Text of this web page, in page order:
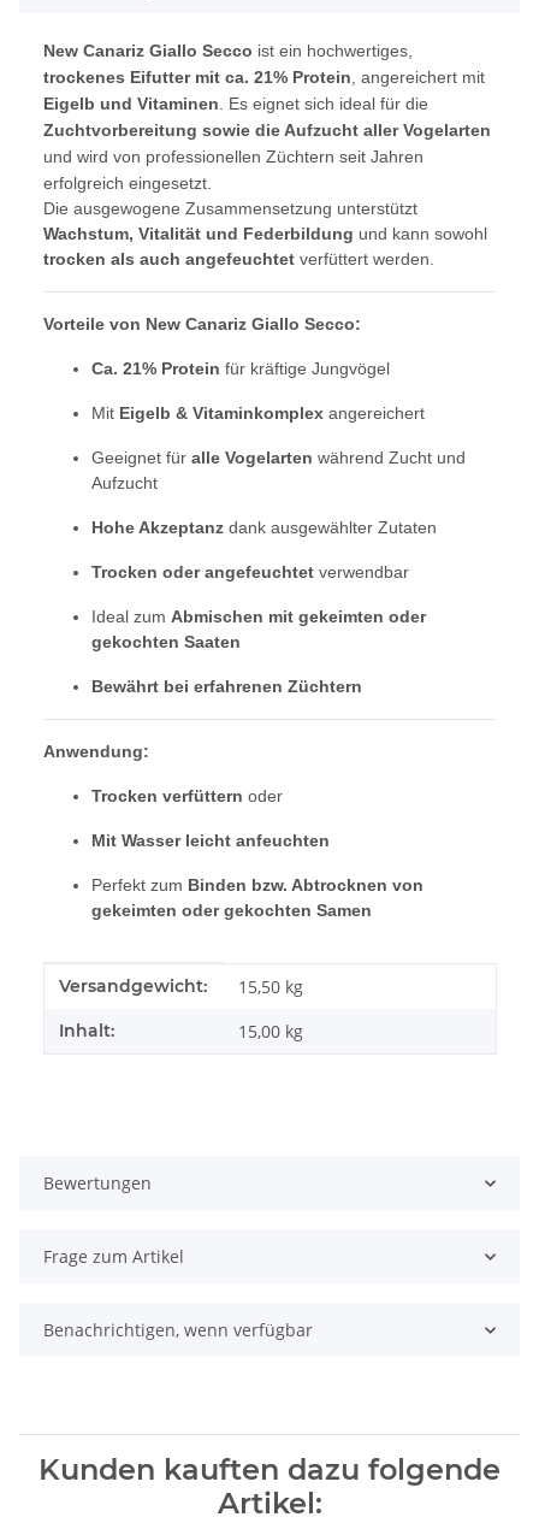
New Canariz Giallo Secco ist ein hochwertiges,
trockenes Eifutter mit ca. 21% Protein , angereichert mit
Eigelb und Vitaminen . Es eignet sich ideal für die
Zuchtvorbereitung sowie die Aufzucht aller Vogelarten
und wird von professionellen Züchtern seit Jahren
erfolgreich eingesetzt.
Die ausgewogene Zusammensetzung unterstützt
Wachstum, Vitalität und Federbildung und kann sowohl
trocken als auch angefeuchtet verfüttert werden.
Vorteile von New Canariz Giallo Secco:
Ca. 21% Protein für kräftige Jungvögel
Mit Eigelb & Vitaminkomplex angereichert
Geeignet für alle Vogelarten während Zucht und
Aufzucht
Hohe Akzeptanz dank ausgewählter Zutaten
Trocken oder angefeuchtet verwendbar
Ideal zum Abmischen mit gekeimten oder
gekochten Saaten
Bewährt bei erfahrenen Züchtern
Anwendung:
Trocken verfüttern oder
Mit Wasser leicht anfeuchten
Perfekt zum Binden bzw. Abtrocknen von
gekeimten oder gekochten Samen
Produkteigenschaft
Wert
Versandgewicht: 15,50 kg
Inhalt: 15,00 kg
Bewertungen
Frage zum Artikel
Benachrichtigen, wenn verfügbar
Kunden kauften dazu folgende
Artikel: